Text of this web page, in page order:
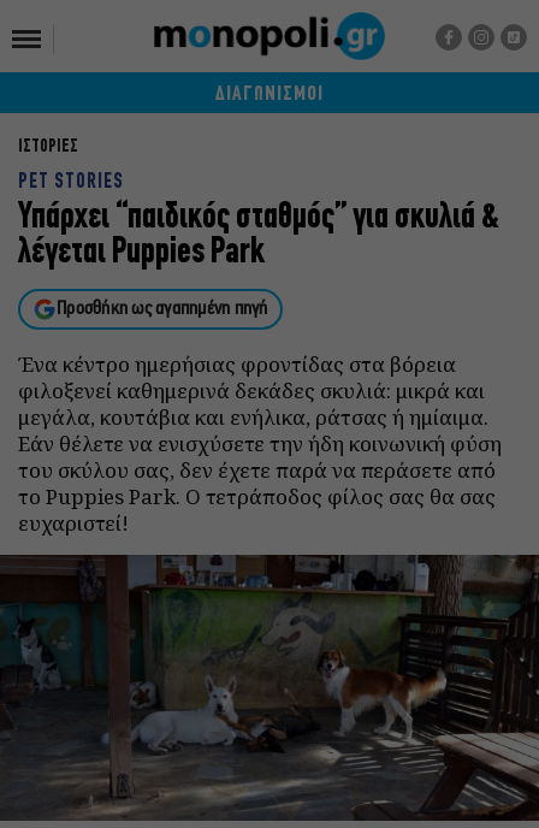
ΔΙΑΓΩΝΙΣΜΟΙ
ΙΣΤΟΡΙΕΣ
PET STORIES
Υπάρχει “παιδικός σταθμός” για σκυλιά &
λέγεται Puppies Park
Προσθήκη ως αγαπημένη πηγή
Ένα κέντρο ημερήσιας φροντίδας στα βόρεια
φιλοξενεί καθημερινά δεκάδες σκυλιά: μικρά και
μεγάλα, κουτάβια και ενήλικα, ράτσας ή ημίαιμα.
Εάν θέλετε να ενισχύσετε την ήδη κοινωνική φύση
του σκύλου σας, δεν έχετε παρά να περάσετε από
το Puppies Park. Ο τετράποδος φίλος σας θα σας
ευχαριστεί!